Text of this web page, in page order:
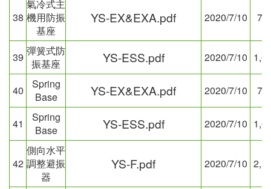
38
氣冷式主
機用防振
基座
YS-EX&EXA.pdf 2020/7/10
39 彈簧式防
振基座
YS-ESS.pdf 2020/7/10
40
Spring
Base
YS-EX&EXA.pdf 2020/7/10
41
Spring
Base
YS-ESS.pdf 2020/7/10
42
側向水平
調整避振
器
YS-F.pdf 2020/7/10